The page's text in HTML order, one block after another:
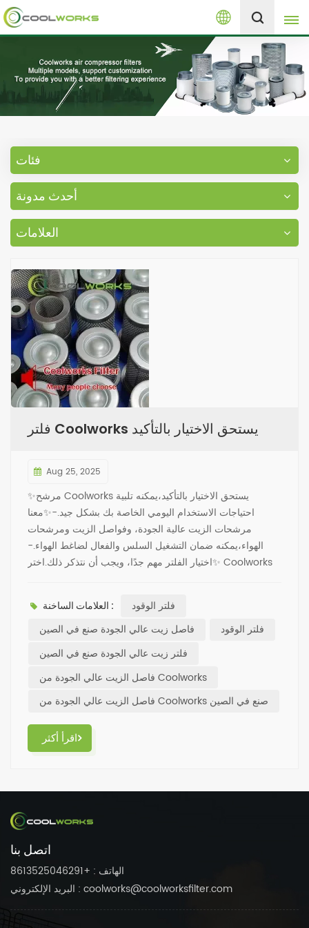
العربية
English
español
العربية
русский
Melayu
+8613525046291
فئات
أحدث مدونة
العلامات
فلتر Coolworks يستحق الاختيار بالتأكيد
Aug 25, 2025
✨مرشح Coolworks يستحق الاختيار بالتأكيد،يمكنه تلبية
احتياجات الاستخدام اليومي الخاصة بك بشكل جيد.-✨معنا
مرشحات الزيت عالية الجودة، وفواصل الزيت ومرشحات
الهواء،يمكنه ضمان التشغيل السلس والفعال لضاغط الهواء.-
✨اختيار الفلتر مهم جدًا، ويجب أن نتذكر ذلك.اختر Coolworks
اليوم في Coolworks Filter لتتذوقه.
العلامات الساخنة :
فلتر الوقود
فاصل زيت عالي الجودة صنع في الصين
فلتر الوقود
فلتر زيت عالي الجودة صنع في الصين
فاصل الزيت عالي الجودة من Coolworks
فاصل الزيت عالي الجودة من Coolworks صنع في الصين
اقرأ أكثر
اتصل بنا
الهاتف : +8613525046291
البريد الإلكتروني : coolworks@coolworksfilter.com